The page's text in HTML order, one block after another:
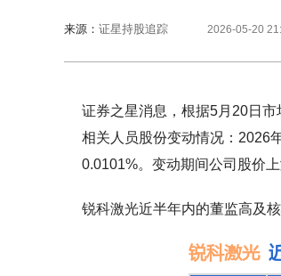
来源： 证星持股追踪 2026-05-20
证券之星消息，根据5月20日
相关人员股份变动情况：2026
0.0101%。变动期间公司股价
锐科激光近半年内的董监高及